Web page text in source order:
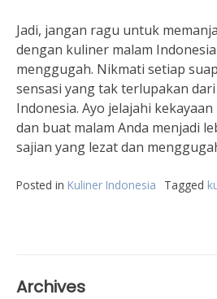
Jadi, jangan ragu untuk
dengan kuliner malam
menggugah. Nikmati setiap
sensasi yang tak terlupakan
Indonesia. Ayo jelajahi
dan buat malam Anda menjadi
sajian yang lezat dan
Posted in Kuliner Indonesia Tagged
Archives